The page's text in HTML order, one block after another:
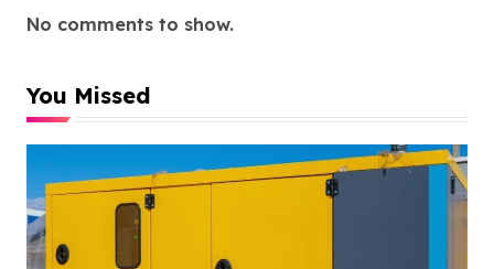
No comments to show.
You Missed